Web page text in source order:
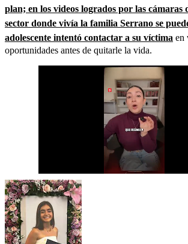
plan; en los videos logrados por las cámaras
sector donde vivía la familia Serrano se
adolescente intentó contactar a su víctima en
oportunidades antes de quitarle la vida.